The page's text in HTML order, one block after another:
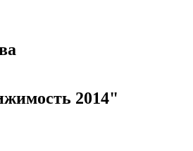
2014"